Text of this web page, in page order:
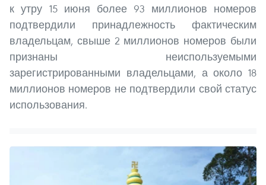
к утру 15 июня более 93 миллионов номеров
подтвердили принадлежность фактическим
владельцам, свыше 2 миллионов номеров были
признаны неиспользуемыми
зарегистрированными владельцами, а около 18
миллионов номеров не подтвердили свой статус
использования.